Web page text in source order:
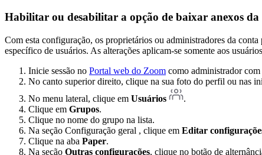
Habilitar ou desabilitar a opção de baixar anexos
Com esta configuração, os proprietários ou administradores da
específico de usuários. As alterações aplicam-se somente aos
Inicie sessão no Portal web do Zoom como administrador
No canto superior direito, clique na sua foto do perfil ou nas
No menu lateral, clique em Usuários
.
Clique em Grupos.
Clique no nome do grupo na lista.
Na seção Configuração geral , clique em Editar
Clique na aba Paper.
Na seção Outras configurações, clique no botão de